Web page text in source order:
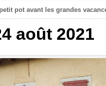
pot avant les grandes
août 2021